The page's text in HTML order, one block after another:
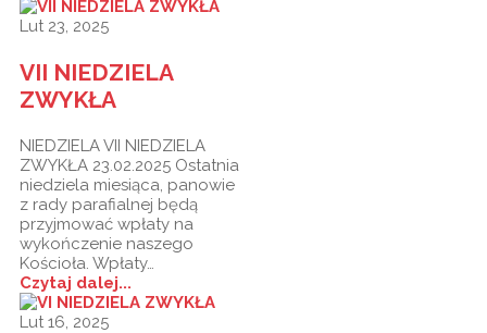
Lut 23, 2025
VII NIEDZIELA
ZWYKŁA
NIEDZIELA VII NIEDZIELA
ZWYKŁA 23.02.2025 Ostatnia
niedziela miesiąca, panowie
z rady parafialnej będą
przyjmować wpłaty na
wykończenie naszego
Kościoła. Wpłaty…
Czytaj dalej...
Lut 16, 2025